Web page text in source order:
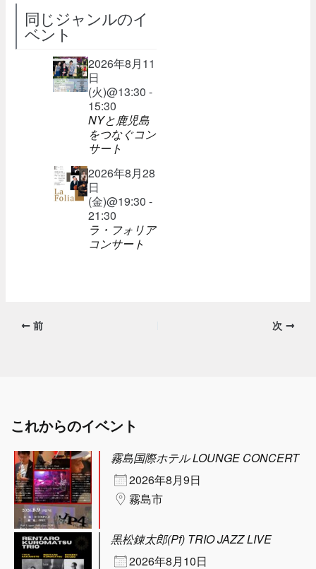
同じジャンルのイ
ベント
2026年8月11
日
(火)@13:30 -
15:30
NYと鹿児島
をつなぐコン
サート
2026年8月28
日
(金)@19:30 -
21:30
ラ・フォリア
コンサート
前 次
これからのイベント
霧島国際ホテル LOUNGE CONCERT
2026年8月9日
霧島市
黒松錬太郎(Pf) TRIO JAZZ LIVE
2026年8月10日